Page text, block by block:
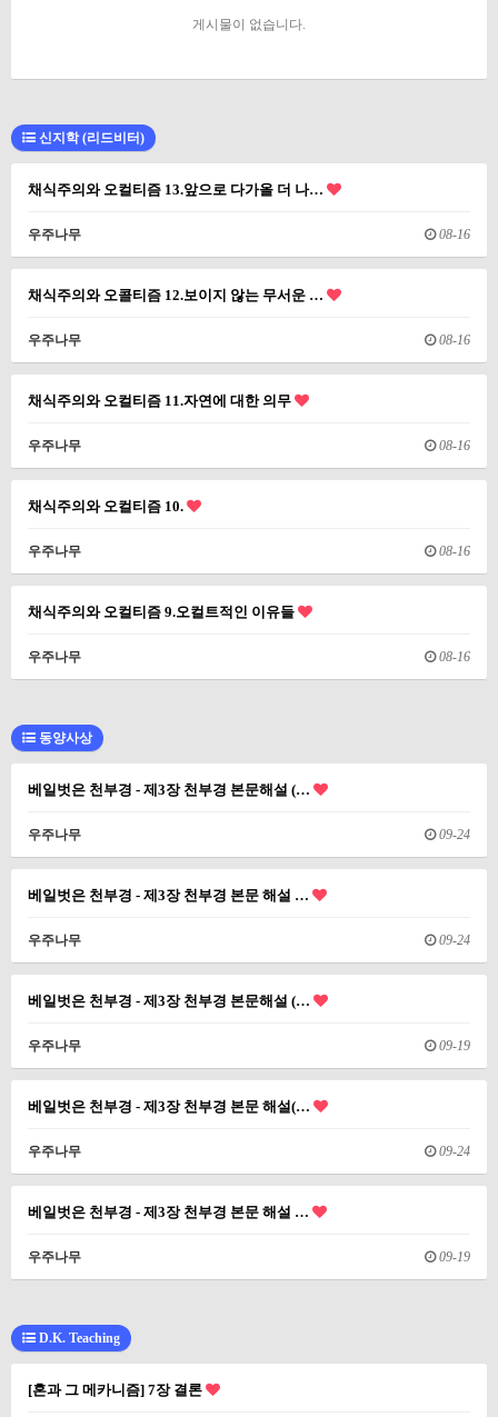
게시물이 없습니다.
신지학 (리드비터)
채식주의와 오컬티즘 13.앞으로 다가올 더 나…
우주나무 08-16
채식주의와 오콜티즘 12.보이지 않는 무서운 …
우주나무 08-16
채식주의와 오컬티즘 11.자연에 대한 의무
우주나무 08-16
채식주의와 오컬티즘 10.
우주나무 08-16
채식주의와 오컬티즘 9.오컬트적인 이유들
우주나무 08-16
동양사상
베일벗은 천부경 - 제3장 천부경 본문해설 (…
우주나무 09-24
베일벗은 천부경 - 제3장 천부경 본문 해설 …
우주나무 09-24
베일벗은 천부경 - 제3장 천부경 본문해설 (…
우주나무 09-19
베일벗은 천부경 - 제3장 천부경 본문 해설(…
우주나무 09-24
베일벗은 천부경 - 제3장 천부경 본문 해설 …
우주나무 09-19
D.K. Teaching
[혼과 그 메카니즘] 7장 결론